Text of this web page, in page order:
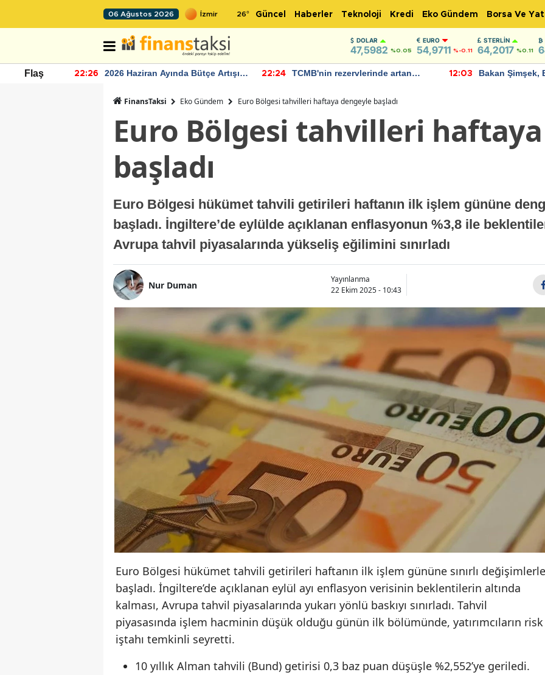
06 Ağustos 2026 26° Güncel Haberler Teknoloji Kredi Eko Gündem Borsa Ve
DOLAR
47,5982 %0.05
EURO
54,9711 %-0.11
STERLIN
64,2017 %0.11
Flaş 22:26
2026 Haziran Ayında Bütçe Artışı
22:24
TCMB'nin rezervlerinde artan
12:03
Bakan Şimşek,
FinansTaksi Eko Gündem Euro Bölgesi tahvilleri haftaya dengeyle başladı
Euro Bölgesi tahvilleri
başladı
Euro Bölgesi hükümet tahvili getirileri haftanın ilk işlem gününe
başladı. İngiltere’de eylülde açıklanan enflasyonun %3,8 ile
Avrupa tahvil piyasalarında yükseliş eğilimini sınırladı
Nur Duman
Yayınlanma
22 Ekim 2025 - 10:43
Euro Bölgesi hükümet tahvili getirileri haftanın ilk işlem gününe sınırlı değişimlerle
başladı. İngiltere’de açıklanan eylül ayı enflasyon verisinin beklentilerin altında
kalması, Avrupa tahvil piyasalarında yukarı yönlü baskıyı sınırladı. Tahvil
piyasasında işlem hacminin düşük olduğu günün ilk bölümünde, yatırımcıların risk
iştahı temkinli seyretti.
10 yıllık Alman tahvili (Bund) getirisi 0,3 baz puan düşüşle %2,552’ye geriledi.